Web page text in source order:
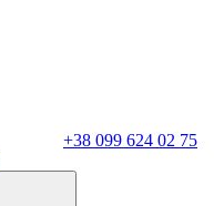
+38 099 624 02 75